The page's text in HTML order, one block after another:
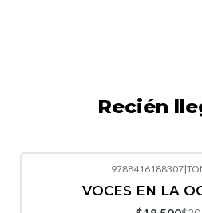
Recién
9788416188307|
VOCES EN LA